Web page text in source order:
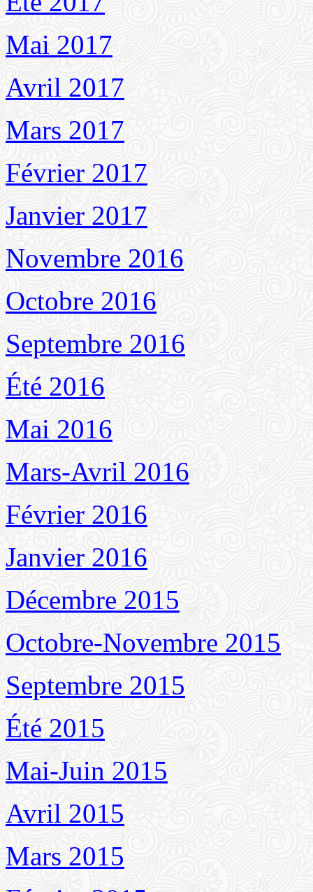
Mai 2017
Avril 2017
Mars 2017
Février 2017
Janvier 2017
Novembre 2016
Octobre 2016
Septembre 2016
Été 2016
Mai 2016
Mars-Avril 2016
Février 2016
Janvier 2016
Décembre 2015
Octobre-Novembre 2015
Septembre 2015
Été 2015
Mai-Juin 2015
Avril 2015
Mars 2015